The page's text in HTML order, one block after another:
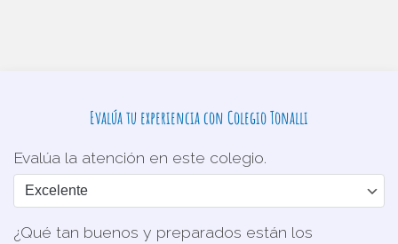
Evalúa tu experiencia con Colegio Tonalli
Evalúa la atención en este colegio.
¿Qué tan buenos y preparados están los